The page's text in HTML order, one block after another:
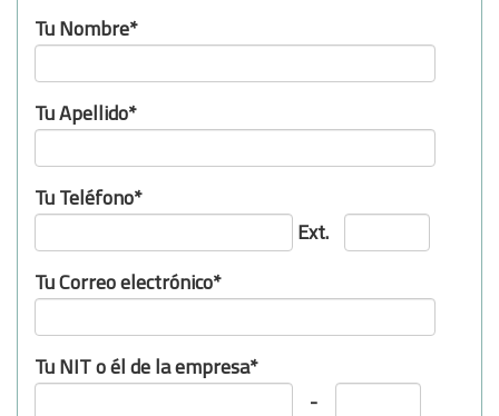
Tu Nombre*
Tu Apellido*
Tu Teléfono*
Ext.
Tu Correo electrónico*
Tu NIT o él de la empresa*
-